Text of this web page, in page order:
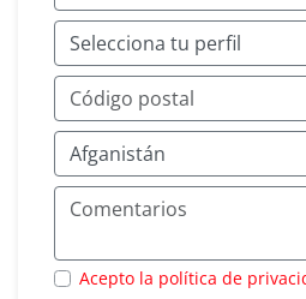
Acepto la política de